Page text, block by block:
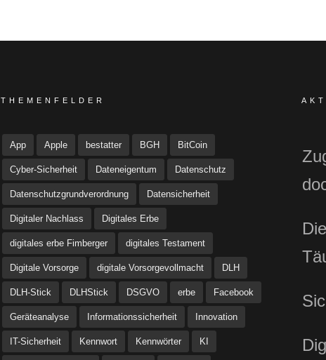
THEMENFELDER
App Apple bestatter BGH BitCoin
Cyber-Sicherheit Dateneigentum Datenschutz
Datenschutzgrundverordnung Datensicherheit
Digitaler Nachlass Digitales Erbe
digitales erbe Fimberger digitales Testament
Digitale Vorsorge digitale Vorsorgevollmacht DLH
DLH-Stick DLHStick DSGVO erbe Facebook
Geräteanalyse Informationssicherheit Innovation
IT-Sicherheit Kennwort Kennwörter KI